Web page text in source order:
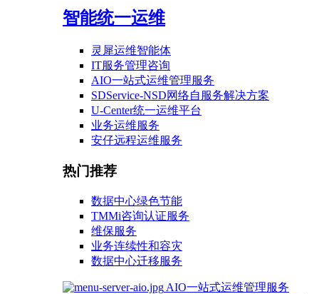
智能统一运维
灵犀运维智能体
IT服务管理咨询
AIO一站式运维管理服务
SDService-NSD网络自服务解决方案
U-Center统一运维平台
业务运维服务
安仔远程运维服务
热门推荐
数据中心绿色节能
TMMi咨询认证服务
维保服务
业务连续性和容灾
数据中心迁移服务
AIO一站式运维管理服务